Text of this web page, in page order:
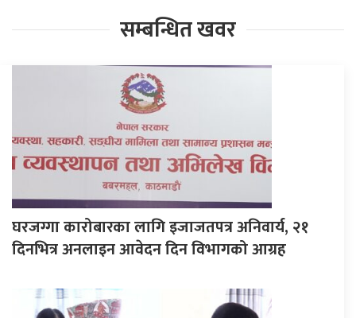
सम्बन्धित खवर
घरजग्गा कारोबारका लागि इजाजतपत्र अनिवार्य, २१
दिनभित्र अनलाइन आवेदन दिन विभागको आग्रह